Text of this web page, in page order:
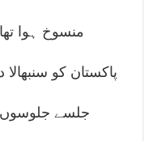
منسوخ ہوا
پاکستان کو
جلسے